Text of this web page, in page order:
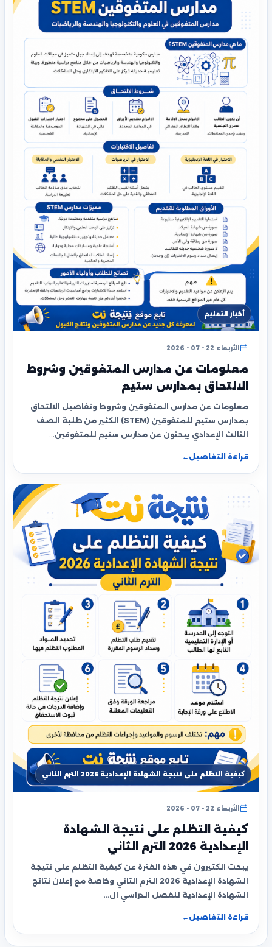
أخبار التعليم
الأربعاء 22 - 07 - 2026
معلومات عن مدارس المتفوقين وشروط
الالتحاق بمدارس ستيم
معلومات عن مدارس المتفوقين وشروط وتفاصيل الالتحاق
بمدارس ستيم للمتفوقين (STEM) الكثير من طلبة الصف
الثالث الإعدادي يبحثون عن مدارس ستيم للمتفوقين…
قراءة التفاصيل ←
كيفية التظلم على نتيجة الشهادة الإعدادية 2026 الترم الثاني
الأربعاء 22 - 07 - 2026
كيفية التظلم على نتيجة الشهادة
الإعدادية 2026 الترم الثاني
يبحث الكثيرون في هذه الفترة عن كيفية التظلم على نتيجة
الشهادة الإعدادية 2026 الترم الثاني وخاصة مع إعلان نتائج
الشهادة الإعدادية للفصل الدراسي ال…
قراءة التفاصيل ←